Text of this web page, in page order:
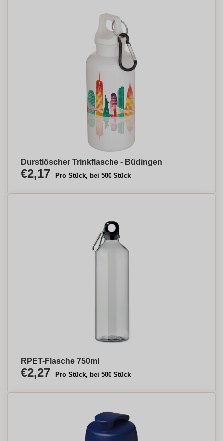
Durstlöscher Trinkflasche - Büdingen
€2,17 Pro Stück, bei 500 Stück
RPET-Flasche 750ml
€2,27 Pro Stück, bei 500 Stück